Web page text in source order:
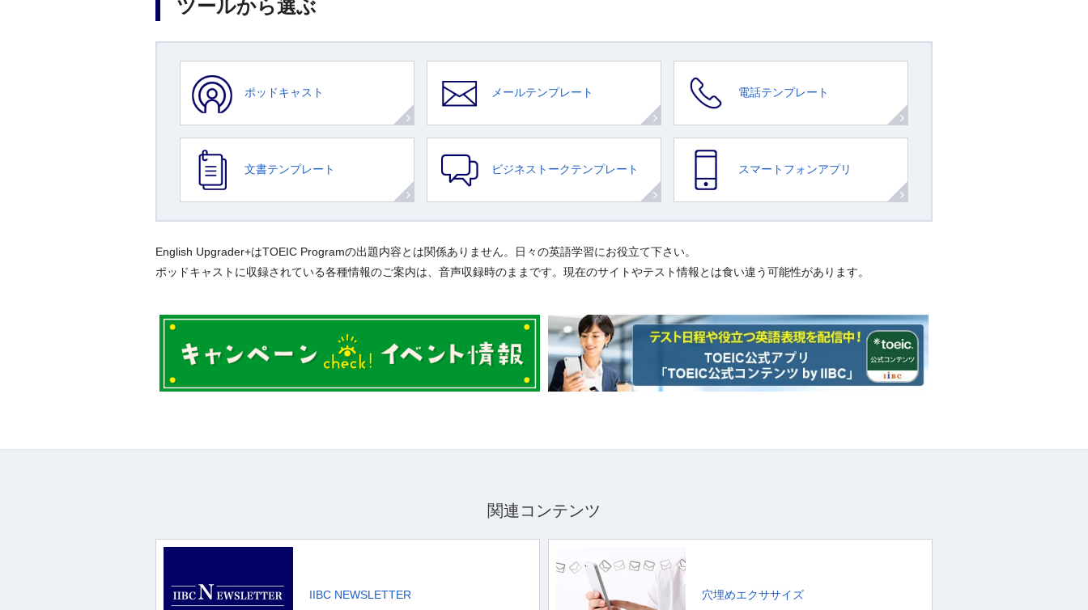
ツールから選ぶ
ポッドキャスト メールテンプレート 電話テンプレート
文書テンプレート ビジネストークテンプレート スマートフォンアプリ
English Upgrader+はTOEIC Programの出題内容とは関係ありません。日々の英語学習にお役立て下さい。
ポッドキャストに収録されている各種情報のご案内は、音声収録時のままです。現在のサイトやテスト情報とは食い違う可能性があります。
関連コンテンツ
IIBC NEWSLETTER 穴埋めエクササイズ